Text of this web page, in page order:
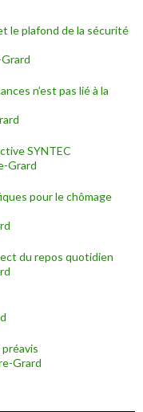
le plafond de la sécurité
n’est pas lié à la
SYNTEC
Grard
pour le chômage
du repos quotidien
Grard